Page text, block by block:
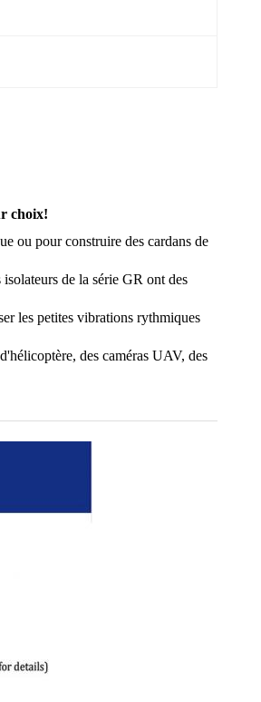
choix!
ou pour construire des cardans de
de la série GR ont des
les petites vibrations rythmiques
des caméras UAV, des